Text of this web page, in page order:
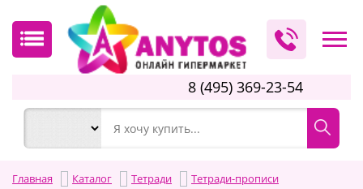
8 (495) 369-23-54
Главная Каталог Тетради
Тетради-прописи